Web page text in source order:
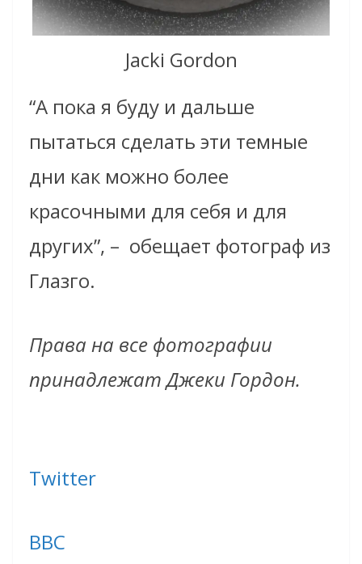
Jacki Gordon
“А пока я буду и дальше
пытаться сделать эти темные
дни как можно более
красочными для себя и для
других”, – обещает фотограф из
Глазго.
Права на все фотографии
принадлежат Джеки Гордон.
Twitter
BBC